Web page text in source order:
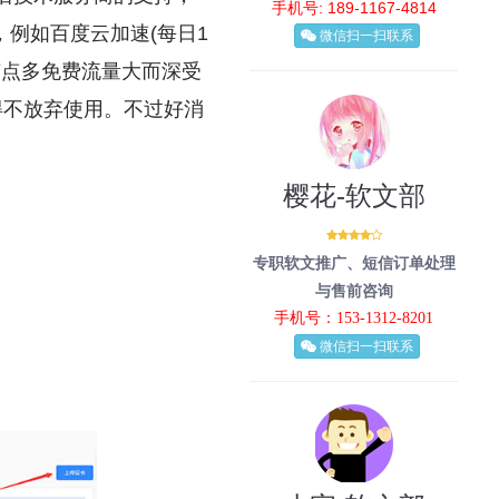
例如百度云加速(每日1
多免费流量大而深受
放弃使用。不过好消
手机号: 189-1167-4814
微信扫一扫联系
樱花-软文部
专职软文推广、短信订单处理
与售前咨询
手机号：153-1312-8201
微信扫一扫联系